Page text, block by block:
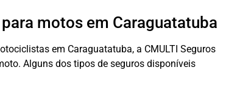
motos em Caraguatatuba
em Caraguatatuba, a CMULTI Seguros
Alguns dos tipos de seguros disponíveis